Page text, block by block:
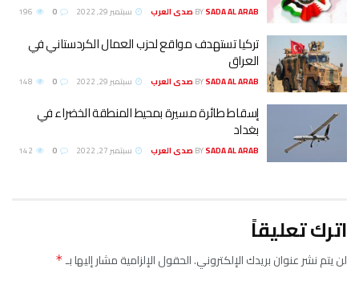
BYSADA AL ARAB صدى العرب سبتمبر 29, 2022
تركيا تستهدف مواقع لحزب العمال الكردستاني في
العراق
BYSADA AL ARAB صدى العرب سبتمبر 29, 2022
إسقاط طائرة مسيرة بمحيط المنطقة الخضراء في
بغداد
BYSADA AL ARAB صدى العرب سبتمبر 27, 2022
اترك تعليقاً
لن يتم نشر عنوان بريدك الإلكتروني.الحقول الإلزامية مشار إليها بـ*